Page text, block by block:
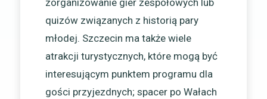
zorganizowanie gier zespołowych lub
quizów związanych z historią pary
młodej. Szczecin ma także wiele
atrakcji turystycznych, które mogą być
interesującym punktem programu dla
gości przyjezdnych; spacer po Wałach